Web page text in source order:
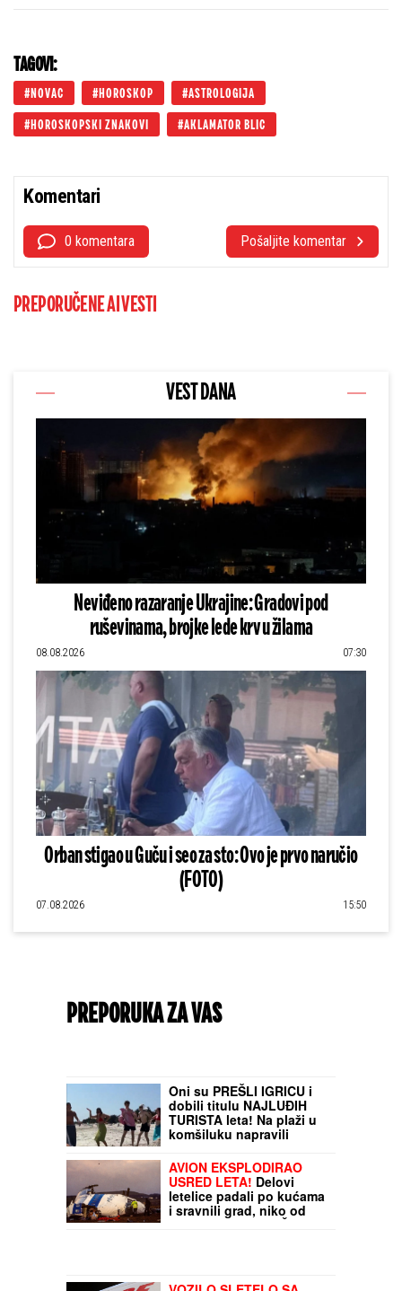
TAGOVI:
NOVAC HOROSKOP ASTROLOGIJA
HOROSKOPSKI ZNAKOVI AKLAMATOR BLIC
Komentari
0 komentara Pošaljite komentar
PREPORUČENE AI VESTI
VEST DANA
Neviđeno razaranje Ukrajine: Gradovi pod
ruševinama, brojke lede krv u žilama
08.08.2026 07:30
Orban stigao u Guču i seo za sto: Ovo je prvo naručio
(FOTO)
07.08.2026 15:50
PREPORUKA ZA VAS